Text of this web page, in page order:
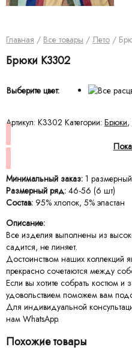
Главная / Все товары / Лето /
Брюки K3302
Выберите цвет:
Артикул: K3302 Категории: Брюки,
Минимальный заказ: 1
Размерный ряд: 46-56 (6 шт)
Состав: 95% хлопок, 5% эластан
Описание:
Все изделия выполнены из
садится, не линяет.
Достоинством наших коллекций
прекрасно сочетаются между
Если вы хотите собрать костюм
удовольствием поможем вам
Для индивидуальной
нам WhatsApp.
Похожие товары